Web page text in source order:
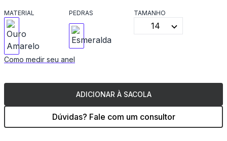
MATERIAL PEDRAS TAMANHO
14
Como medir seu anel
ADICIONAR À SACOLA
Dúvidas? Fale com um consultor